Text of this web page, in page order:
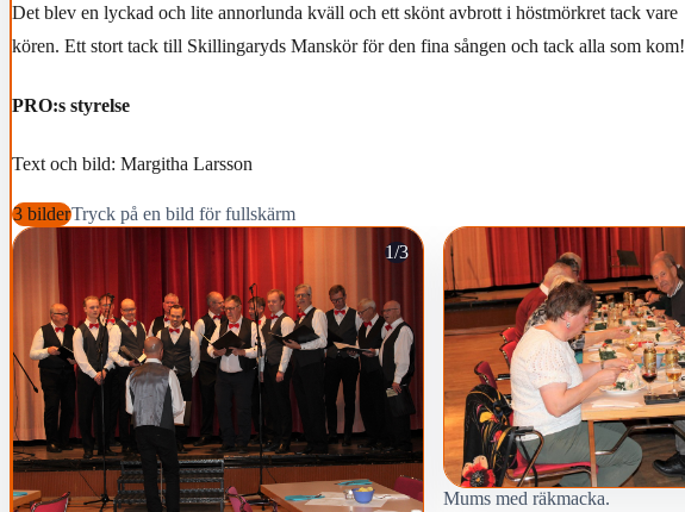
Det blev en lyckad och lite annorlunda kväll och ett skönt avbrott i höstmörkret tack vare
kören. Ett stort tack till Skillingaryds Manskör för den fina sången och tack alla som kom!
PRO:s styrelse
Text och bild: Margitha Larsson
3 bilderTryck på en bild för fullskärm
1/3
Mums med räkmacka.